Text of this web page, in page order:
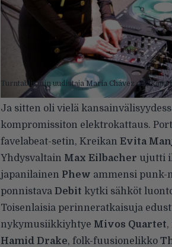
Turntablismin uudistaja Maria Chávez oli
Ja sitten oli vielä
kompromissiton elektrokattaus.
favelabeat-setin, Kreikan Evita
Yhdysvaltain Max Eilbacher ujutti
japanilainen Phew ammensi punk-
ponnistava Debit kytki sähköt
Toisenlaisia perinneratkaisuja
nykymusiikkiyhtye Mivos Quartet,
Hamid Drake, folk-fuusionelikko